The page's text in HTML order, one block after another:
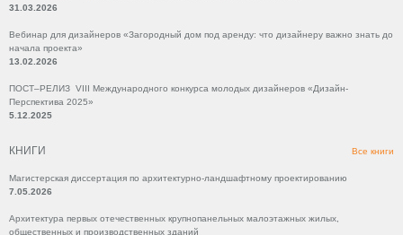
31.03.2026
Вебинар для дизайнеров «Загородный дом под аренду: что дизайнеру важно знать до
начала проекта»
13.02.2026
ПОСТ–РЕЛИЗ VIII Международного конкурса молодых дизайнеров «Дизайн-
Перспектива 2025»
5.12.2025
КНИГИ Все книги
Магистерская диссертация по архитектурно-ландшафтному проектированию
7.05.2026
Архитектура первых отечественных крупнопанельных малоэтажных жилых,
общественных и производственных зданий